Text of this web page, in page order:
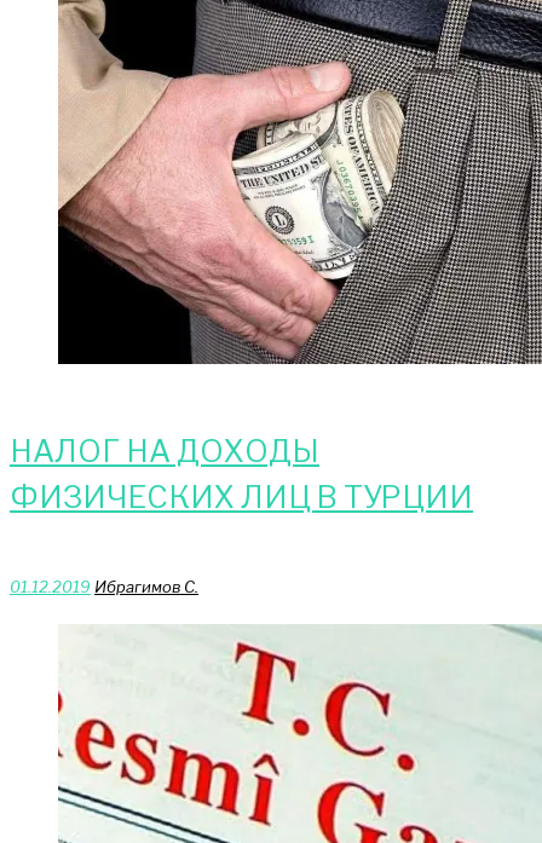
НАЛОГ НА ДОХОДЫ
ФИЗИЧЕСКИХ ЛИЦ В ТУРЦИИ
01.12.2019 Ибрагимов С.